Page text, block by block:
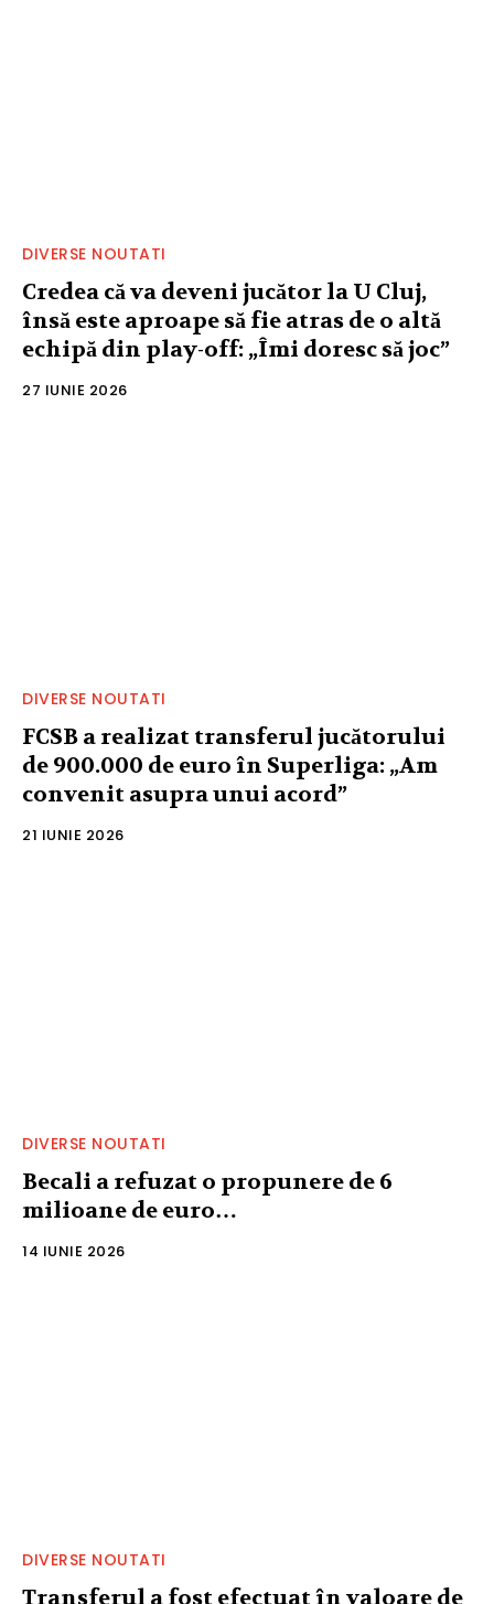
DIVERSE NOUTATI
Credea că va deveni jucător la U Cluj,
însă este aproape să fie atras de o altă
echipă din play-off: „Îmi doresc să joc”
27 IUNIE 2026
DIVERSE NOUTATI
FCSB a realizat transferul jucătorului
de 900.000 de euro în Superliga: „Am
convenit asupra unui acord”
21 IUNIE 2026
DIVERSE NOUTATI
Becali a refuzat o propunere de 6
milioane de euro…
14 IUNIE 2026
DIVERSE NOUTATI
Transferul a fost efectuat în valoare de